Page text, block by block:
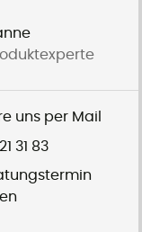
uns per Mail
31 83